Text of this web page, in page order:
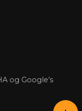
og Google’s